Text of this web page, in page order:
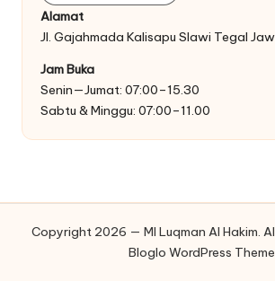
Alamat
Jl. Gajahmada Kalisapu Slawi Tegal
Jam Buka
Senin—Jumat: 07:00–15.30
Sabtu & Minggu: 07:00–11.00
Copyright 2026 — MI Luqman Al Hakim.
Bloglo WordPress Theme